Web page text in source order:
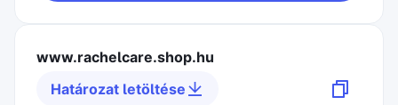
www.rachelcare.shop.hu
Határozat letöltése